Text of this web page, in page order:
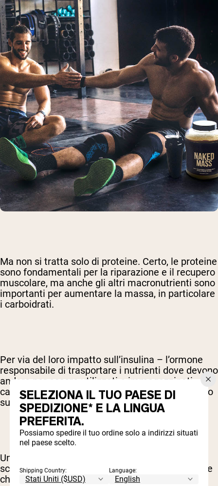
Ma non si tratta solo di proteine. Certo, le proteine
sono fondamentali per la riparazione e il recupero
muscolare, ma anche gli altri macronutrienti sono
importanti per aumentare la massa, in particolare
i carboidrati.
Per via del loro impatto sull’insulina – l’ormone
responsabile di trasportare i nutrienti dove devono
andare per essere utilizzati o immagazzinati – i
carboidrati hanno un effetto rapido e significativo
sul peso corporeo.
Un carboidrato complesso è ideale a questo
scopo, così da evitare cali di zucchero nel sangue
che ti lascerebbero esausto.
SELEZIONA IL TUO PAESE DI
SPEDIZIONE* E LA LINGUA
PREFERITA.
Possiamo spedire il tuo ordine solo a indirizzi situati
nel paese scelto.
Shipping Country: Language: